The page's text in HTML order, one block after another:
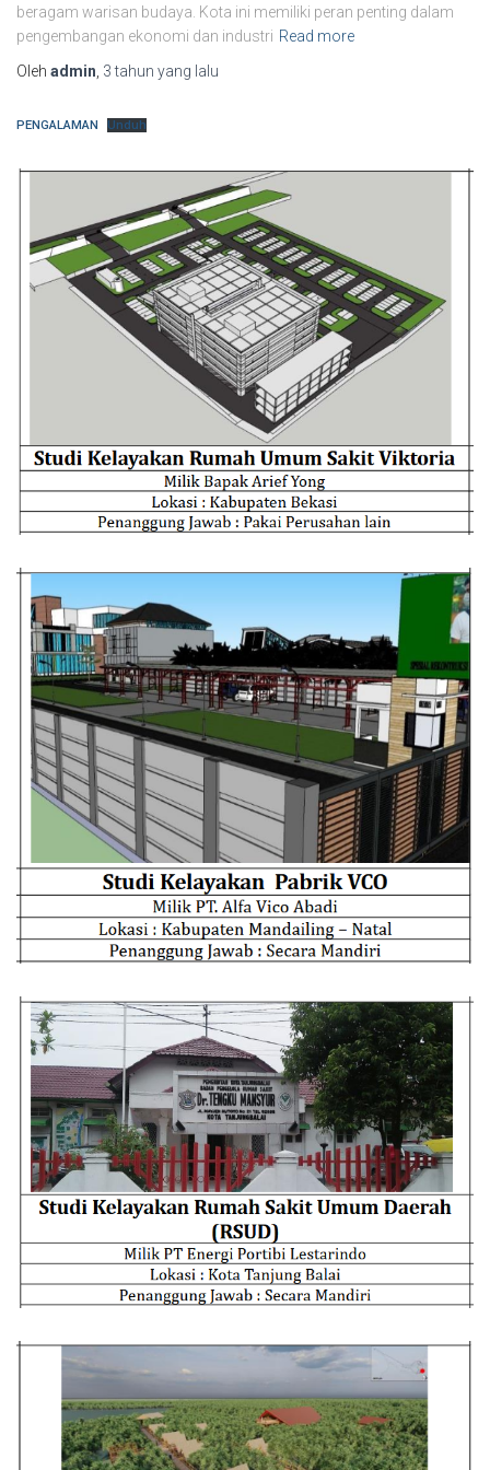
beragam warisan budaya. Kota ini memiliki peran penting dalam
pengembangan ekonomi dan industri Read more
Oleh admin 3 tahun yang lalu
PENGALAMAN Unduh